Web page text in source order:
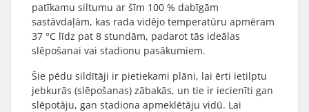
patīkamu siltumu ar šīm 100 % dabīgām
sastāvdaļām, kas rada vidējo temperatūru apmēram
37 °C līdz pat 8 stundām, padarot tās ideālas
slēpošanai vai stadionu pasākumiem.
Šie pēdu sildītāji ir pietiekami plāni, lai ērti ietilptu
jebkurās (slēpošanas) zābakās, un tie ir iecienīti gan
slēpotāju, gan stadiona apmeklētāju vidū. Lai